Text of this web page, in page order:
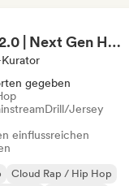
Flow 2.0 | Next Gen Hustle
gegeben
Drill/Jersey
einflussreichen
Cloud Rap / Hip Hop